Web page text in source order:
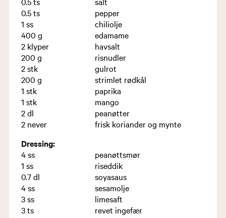
0.5ts
pepper
1 ss
chiliolje
400 g
edamame
2klyper
havsalt
200 g
risnudler
2stk
gulrot
200 g
strimlet rødkål
1 stk
paprika
1 stk
mango
2dl
peanøtter
2never
frisk koriander og mynte
Dressing:
4ss
peanøttsmør
1 ss
riseddik
0.7dl
soyasaus
4ss
sesamolje
3ss
limesaft
3ts
revet ingefær